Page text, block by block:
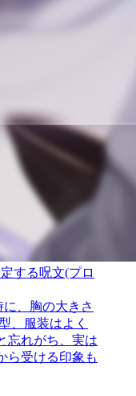
する呪文(プロ
に、胸の大きさ
、服装はよく
忘れがち、実は
ら受ける印象も